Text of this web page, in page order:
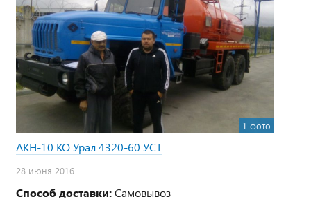
1 фото
АКН-10 КО Урал 4320-60 УСТ
28 июня 2016
Способ доставки:Самовывоз